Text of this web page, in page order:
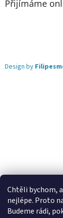
Chtěli bychom,
nejlépe. Proto
Budeme rádi,
Přijímáme
Design by
Lekva
úchytky